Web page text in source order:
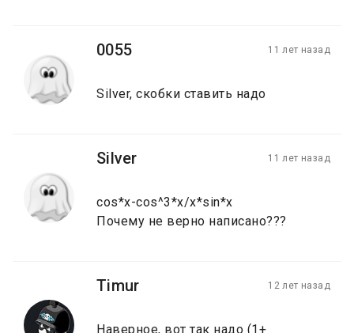
0055 11 лет назад
Silver, скобки ставить надо
Silver 11 лет назад
cos*x-cos^3*x/x*sin*x
Почему не верно написано???
Timur 12 лет назад
Наверное, вот так надо (1+